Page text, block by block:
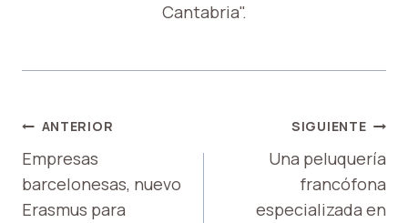
Cantabria".
NAVEGACIÓN
DE
ENTRADAS
ANTERIOR
Empresas
barcelonesas, nuevo
Erasmus para
SIGUIENTE
Una peluquería
francófona
especializada en